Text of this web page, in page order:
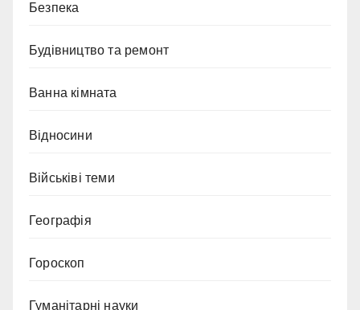
Безпека
Будівництво та ремонт
Ванна кімната
Відносини
Військіві теми
Географія
Гороскоп
Гуманітарні науки